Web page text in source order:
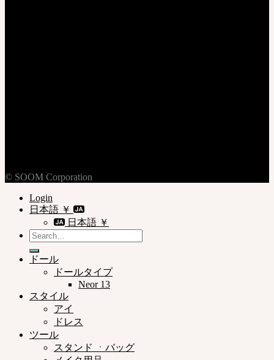
© SOOM Corporation
Login
日本語 ￥
日本語 ￥
Search
for:
ドール
ドールタイプ
Neor 13
スタイル
アイ
ドレス
ツール
スタンド ㆍバッグ